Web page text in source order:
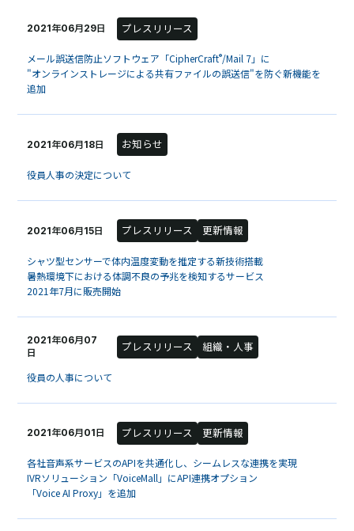
2021年06月29日 プレスリリース
メール誤送信防止ソフトウェア「CipherCraft®/Mail 7」に
"オンラインストレージによる共有ファイルの誤送信"を防ぐ新機能を
追加
2021年06月18日 お知らせ
役員人事の決定について
2021年06月15日 プレスリリース 更新情報
シャツ型センサーで体内温度変動を推定する新技術搭載
暑熱環境下における体調不良の予兆を検知するサービス
2021年7月に販売開始
2021年06月07
日
プレスリリース 組織・人事
役員の人事について
2021年06月01日 プレスリリース 更新情報
各社音声系サービスのAPIを共通化し、シームレスな連携を実現
IVRソリューション「VoiceMall」にAPI連携オプション
「Voice AI Proxy」を追加